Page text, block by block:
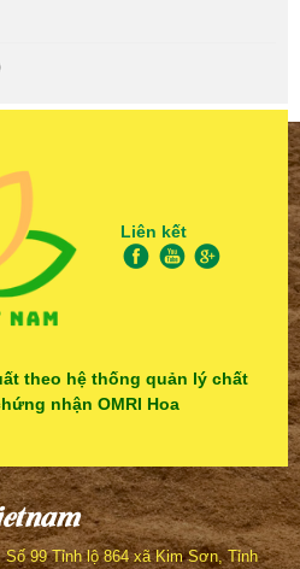
Liên kết
theo hệ thống quản lý chất
nhận OMRI Hoa
99 Tỉnh lộ 864 xã Kim Sơn, Tỉnh